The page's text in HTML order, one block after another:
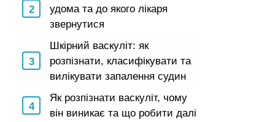
удома та до якого лікаря
звернутися
Шкірний васкуліт: як
розпізнати, класифікувати та
вилікувати запалення судин
Як розпізнати васкуліт, чому
він виникає та що робити далі